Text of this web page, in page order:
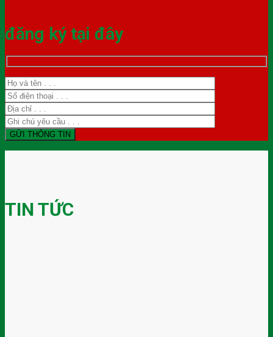
đăng ký tại đây
TIN TỨC